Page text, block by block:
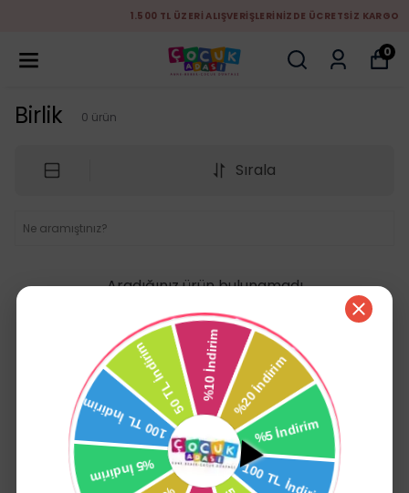
1.500 TL ÜZERİ ALIŞVERİŞLERİNİZDE ÜCRETSİZ KARGO
0
Birlik 0 ürün
Sırala
Aradığınız ürün bulunamadı